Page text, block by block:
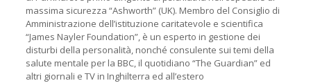
massima sicurezza “Ashworth” (UK). Membro del Consiglio di
Amministrazione dell’istituzione caritatevole e scientifica
“James Nayler Foundation”, è un esperto in gestione dei
disturbi della personalità, nonché consulente sui temi della
salute mentale per la BBC, il quotidiano “The Guardian” ed
altri giornali e TV in Inghilterra ed all’estero